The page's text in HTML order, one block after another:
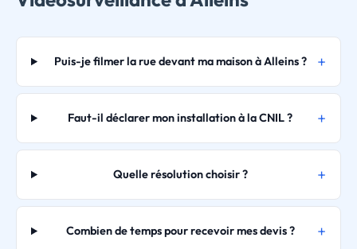
Puis-je filmer la rue devant ma maison à Alleins ?
Faut-il déclarer mon installation à la CNIL ?
Quelle résolution choisir ?
Combien de temps pour recevoir mes devis ?